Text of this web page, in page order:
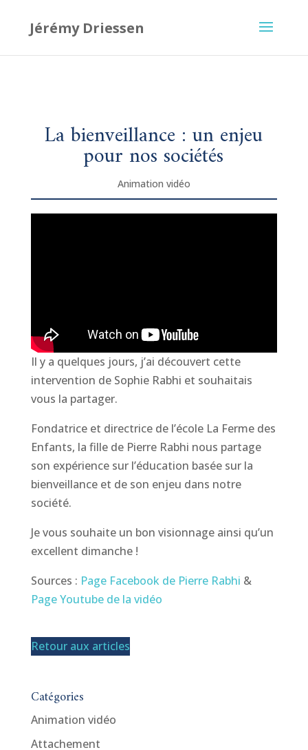
La bienveillance : un enjeu
pour nos sociétés
Animation vidéo
Il y a quelques jours, j’ai découvert cette
intervention de Sophie Rabhi et souhaitais
vous la partager.
Fondatrice et directrice de l’école La Ferme des
Enfants, la fille de Pierre Rabhi nous partage
son expérience sur l’éducation basée sur la
bienveillance et de son enjeu dans notre
société.
Je vous souhaite un bon visionnage ainsi qu’un
excellent dimanche !
Sources : Page Facebook de Pierre Rabhi &
Page Youtube de la vidéo
Retour aux articles
Catégories
Animation vidéo
Attachement